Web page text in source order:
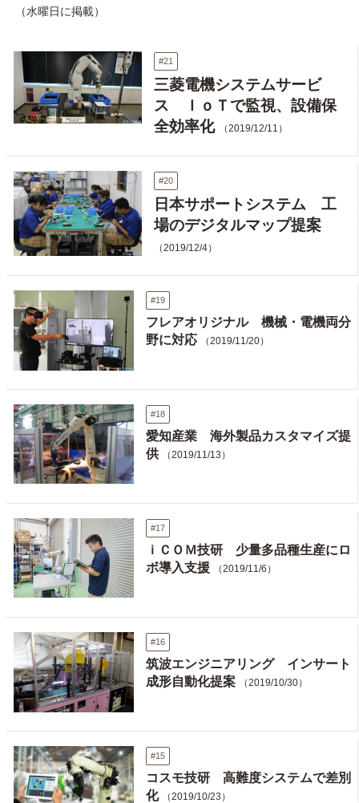
（水曜日に掲載）
#21
三菱電機システムサービ
ス ＩｏＴで監視、設備保
全効率化
（2019/12/11）
#20
日本サポートシステム 工
場のデジタルマップ提案
（2019/12/4）
#19
フレアオリジナル 機械・電機両分
野に対応
（2019/11/20）
#18
愛知産業 海外製品カスタマイズ提
供
（2019/11/13）
#17
ｉＣＯＭ技研 少量多品種生産にロ
ボ導入支援
（2019/11/6）
#16
筑波エンジニアリング インサート
成形自動化提案
（2019/10/30）
#15
コスモ技研 高難度システムで差別
化
（2019/10/23）